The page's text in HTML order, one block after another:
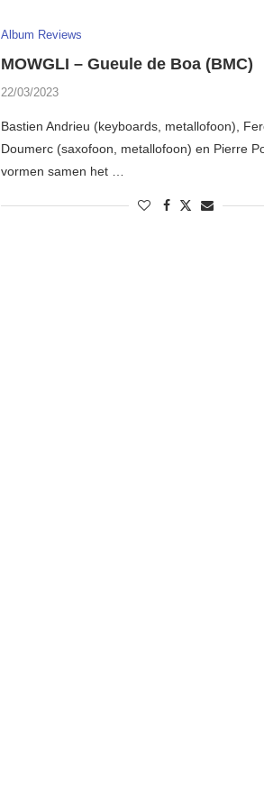
Album Reviews
MOWGLI – Gueule de Boa (BMC)
22/03/2023
Bastien Andrieu (keyboards, metallofoon),
Doumerc (saxofoon, metallofoon) en Pierre
vormen samen het …